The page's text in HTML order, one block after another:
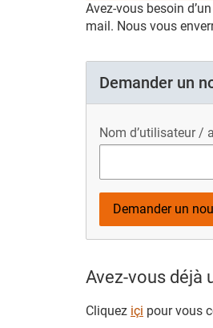
Avez-vous besoin
mail. Nous vous
Demander un
Nom d’utilisateur /
Avez-vous déjà
Cliquez içi pour vous